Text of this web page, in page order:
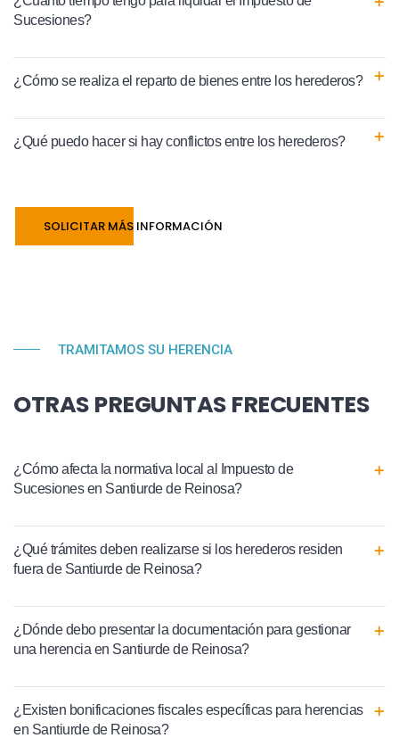
Sucesiones?
¿Cómo se realiza el reparto de bienes entre los herederos?
¿Qué puedo hacer si hay conflictos entre los herederos?
SOLICITAR MÁS INFORMACIÓN
TRAMITAMOS SU HERENCIA
OTRAS PREGUNTAS FRECUENTES
¿Cómo afecta la normativa local al Impuesto de
Sucesiones en Santiurde de Reinosa?
¿Qué trámites deben realizarse si los herederos residen
fuera de Santiurde de Reinosa?
¿Dónde debo presentar la documentación para gestionar
una herencia en Santiurde de Reinosa?
¿Existen bonificaciones fiscales específicas para herencias
en Santiurde de Reinosa?